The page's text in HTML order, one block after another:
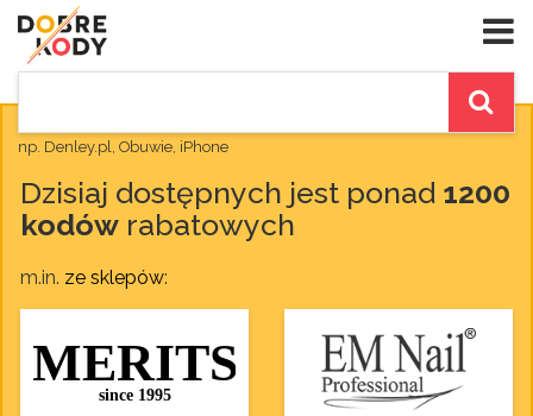
np. Denley.pl, Obuwie, iPhone
Dzisiaj dostępnych jest ponad 1200
kodów rabatowych
m.in. ze sklepów: